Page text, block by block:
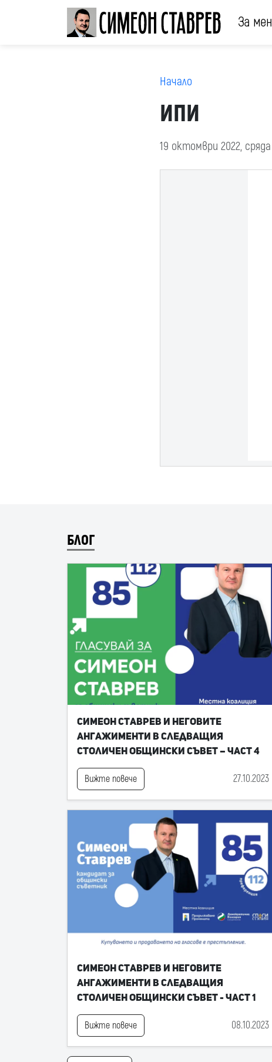
За мен
Начало
ИПИ
19 октомври 2022, сряда
БЛОГ
Симеон Ставрев и неговите
ангажименти в следващия
Столичен общински съвет – част 4
Вижте повече 27.10.2023
Симеон Ставрев и неговите
ангажименти в следващия
Столичен общински съвет - част 1
Вижте повече 08.10.2023